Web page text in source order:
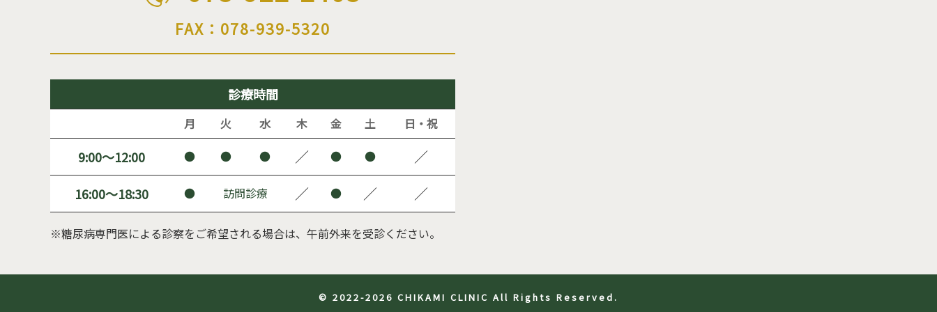
FAX：078-939-5320
診療時間
月 火 水 木 金 土 日・祝
9:00～12:00 ● ● ● ／ ● ● ／
16:00～18:30 ● 訪問診療 ／ ● ／ ／
※糖尿病専門医による診察をご希望される場合は、午前外来を受診ください。
© 2022-2026 CHIKAMI CLINIC All Rights Reserved.